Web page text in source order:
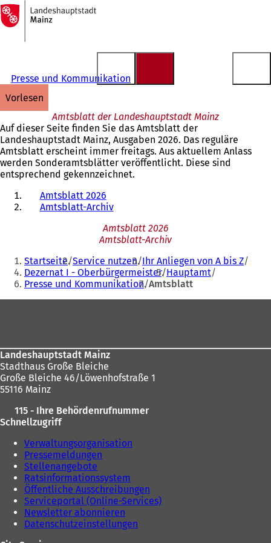
Inhalt anspringen
Zur
Startseite
Presse und Kommunikation
vorlesen
Amtsblatt der Landeshauptstadt Mainz
Auf dieser Seite finden Sie das Amtsblatt der
Landeshauptstadt Mainz, Ausgaben 2026. Das reguläre
Amtsblatt erscheint immer freitags. Aus aktuellem Anlass
werden Sonderamtsblätter veröffentlicht. Diese sind
entsprechend gekennzeichnet.
Amtsblatt 2026
Amtsblatt-Archiv
Amtsblatt 2026
Amtsblatt-Archiv
Sie
befinden
sich
hier:
Startseite Service nutzen Ihr Anliegen von A bis Z
Dezernat I - Oberbürgermeister Hauptamt
Presse und Kommunikation Amtsblatt
Landeshauptstadt Mainz
Stadthaus Große Bleiche
Große Bleiche 46/Löwenhofstraße 1
55116 Mainz
115 - Ihre Behördenrufnummer
Schnellzugriff
Verwaltungsorganisation
Pressemeldungen
Stellenangebote
Ratsinformationssystem
Öffentliche Ausschreibungen
Serviceportal (Online-Services)
Newsletter abonnieren
Datenschutzeinstellungen